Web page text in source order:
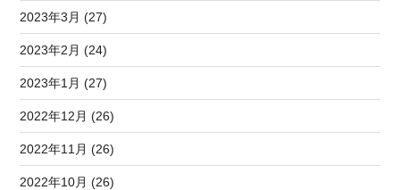
2023年3月 (27)
2023年2月 (24)
2023年1月 (27)
2022年12月 (26)
2022年11月 (26)
2022年10月 (26)